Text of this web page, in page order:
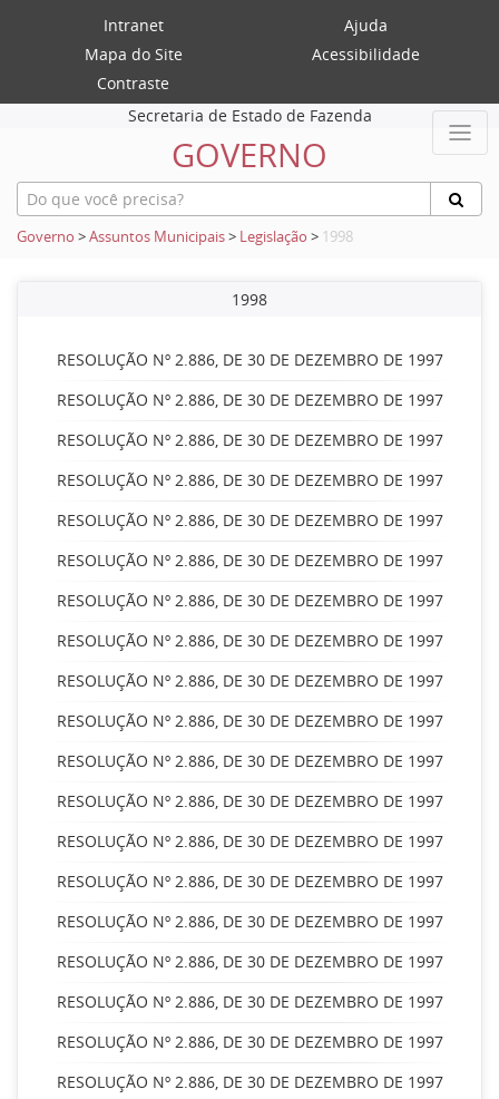
Intranet
Ajuda
Mapa do Site
Acessibilidade
Contraste
Secretaria de Estado de Fazenda
GOVERNO
Governo >Assuntos Municipais> Legislação > 1998
1998
RESOLUÇÃO Nº 2.886, DE 30 DE DEZEMBRO DE 1997
RESOLUÇÃO Nº 2.886, DE 30 DE DEZEMBRO DE 1997
RESOLUÇÃO Nº 2.886, DE 30 DE DEZEMBRO DE 1997
RESOLUÇÃO Nº 2.886, DE 30 DE DEZEMBRO DE 1997
RESOLUÇÃO Nº 2.886, DE 30 DE DEZEMBRO DE 1997
RESOLUÇÃO Nº 2.886, DE 30 DE DEZEMBRO DE 1997
RESOLUÇÃO Nº 2.886, DE 30 DE DEZEMBRO DE 1997
RESOLUÇÃO Nº 2.886, DE 30 DE DEZEMBRO DE 1997
RESOLUÇÃO Nº 2.886, DE 30 DE DEZEMBRO DE 1997
RESOLUÇÃO Nº 2.886, DE 30 DE DEZEMBRO DE 1997
RESOLUÇÃO Nº 2.886, DE 30 DE DEZEMBRO DE 1997
RESOLUÇÃO Nº 2.886, DE 30 DE DEZEMBRO DE 1997
RESOLUÇÃO Nº 2.886, DE 30 DE DEZEMBRO DE 1997
RESOLUÇÃO Nº 2.886, DE 30 DE DEZEMBRO DE 1997
RESOLUÇÃO Nº 2.886, DE 30 DE DEZEMBRO DE 1997
RESOLUÇÃO Nº 2.886, DE 30 DE DEZEMBRO DE 1997
RESOLUÇÃO Nº 2.886, DE 30 DE DEZEMBRO DE 1997
RESOLUÇÃO Nº 2.886, DE 30 DE DEZEMBRO DE 1997
RESOLUÇÃO Nº 2.886, DE 30 DE DEZEMBRO DE 1997